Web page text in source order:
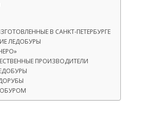
В САНКТ-ПЕТЕРБУРГЕ
ЛЕДОБУРЫ
ПРОИЗВОДИТЕЛИ